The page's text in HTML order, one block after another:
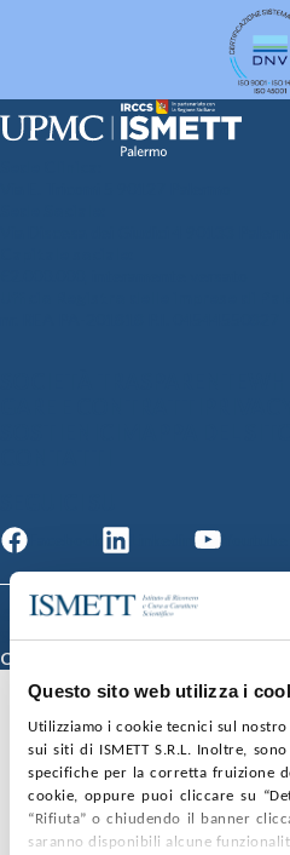
Questo sito web utilizza i
Utilizziamo i cookie tecnici sul
sui siti di ISMETT S.R.L. Inoltre,
specifiche per la corretta fruizione
cookie, oppure puoi cliccare su
“Rifiuta” o chiudendo il banner
saranno disponibili alcune
© 2026 ISMETT (Istituto
Specializzazione)
Credits